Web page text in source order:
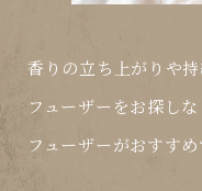
香りの立ち上がりや
フューザーをお探し
フューザーがおすすめ